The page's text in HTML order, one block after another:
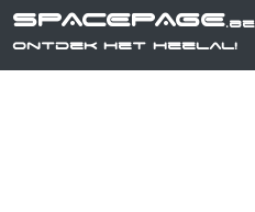
SPACEPAGE.be
Ontdek het heelal!